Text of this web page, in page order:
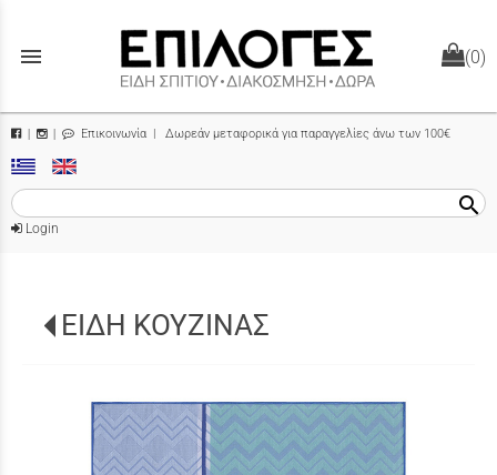
menu (0)
| Επικοινωνία | Δωρεάν μεταφορικά για παραγγελίες άνω των 100€
search
Login
ΕΙΔΗ ΚΟΥΖΙΝΑΣ